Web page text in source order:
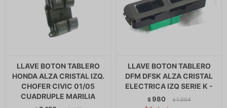
LLAVE BOTON TABLERO
HONDA ALZA CRISTAL IZQ.
CHOFER CIVIC 01/05
CUADRUPLE MARILIA
LLAVE BOTON TABLERO
DFM DFSK ALZA CRISTAL
ELECTRICA IZQ SERIE K -
$980 $ 1.004